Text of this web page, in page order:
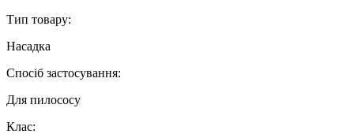
Тип товару:
Насадка
Спосіб застосування:
Для пилососу
Клас: